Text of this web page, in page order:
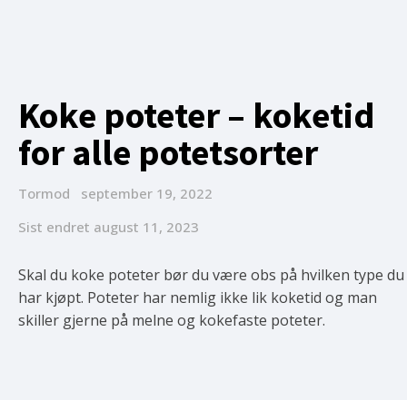
Koke poteter – koketid
for alle potetsorter
Tormod
september 19, 2022
Sist endret august 11, 2023
Skal du koke poteter bør du være obs på hvilken type du
har kjøpt. Poteter har nemlig ikke lik koketid og man
skiller gjerne på melne og kokefaste poteter.